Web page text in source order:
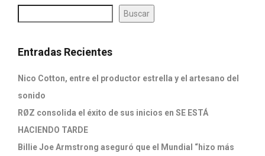
Buscar
Entradas Recientes
Nico Cotton, entre el productor estrella y el artesano del
sonido
RØZ consolida el éxito de sus inicios en SE ESTÁ
HACIENDO TARDE
Billie Joe Armstrong aseguró que el Mundial “hizo más